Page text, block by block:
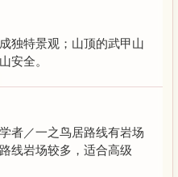
独特景观；山顶的武甲山
安全。
者／一之鸟居路线有岩场
线岩场较多，适合高级